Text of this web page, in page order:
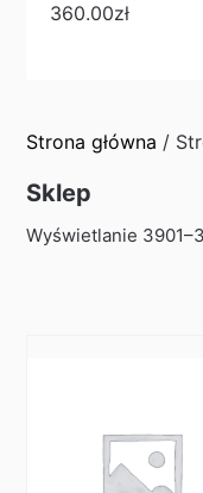
360.00zł
Strona główna /
Sklep
Wyświetlanie